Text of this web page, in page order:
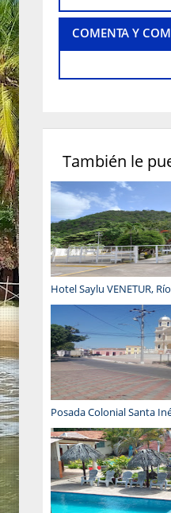
COMENTA Y
También le
Hotel Saylu VENETUR,
Posada Colonial Santa